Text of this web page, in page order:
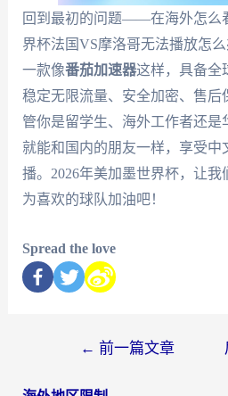
回到最初的问题——在海外怎么
界杯法国VS摩洛哥无法播放怎
一款像番茄加速器这样，具备全
稳定无限流量、安全加密、售后
管你是留学生、海外工作者还是
就能和国内的朋友一样，享受中
播。2026年美加墨世界杯，让我
为喜欢的球队加油吧！
Spread the love
← 前一篇文章